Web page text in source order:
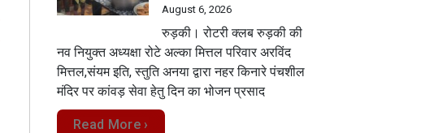
August 6, 2026
रुड़की। रोटरी क्लब रुड़की की
नव नियुक्त अध्यक्षा रोटे अल्का मित्तल परिवार अरविंद
मित्तल,संयम इति, स्तुति अनया द्वारा नहर किनारे पंचशील
मंदिर पर कांवड़ सेवा‌ हेतु दिन का भोजन प्रसाद
Read More ›